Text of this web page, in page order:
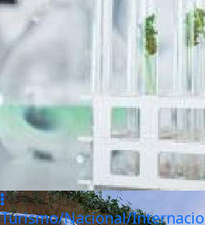
Turismo/Nacional/